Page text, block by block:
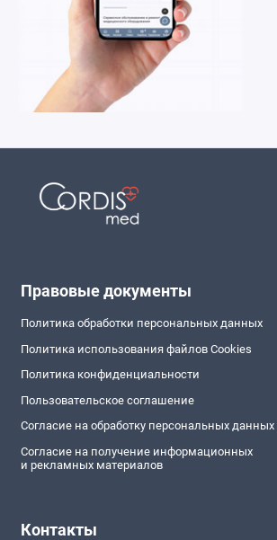
Правовые документы
Политика обработки персональных данных
Политика использования файлов Cookies
Политика конфиденциальности
Пользовательское соглашение
Согласие на обработку персональных данных
Согласие на получение информационных
и рекламных материалов
Контакты